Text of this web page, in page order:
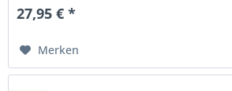
27,95 € *
Merken